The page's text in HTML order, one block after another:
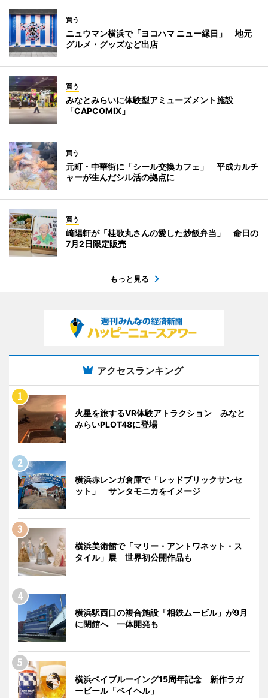
買う
ニュウマン横浜で「ヨコハマ ニュー縁日」 地元
グルメ・グッズなど出店
買う
みなとみらいに体験型アミューズメント施設
「CAPCOMIX」
買う
元町・中華街に「シール交換カフェ」 平成カルチ
ャーが生んだシル活の拠点に
買う
崎陽軒が「桂歌丸さんの愛した炒飯弁当」 命日の
7月2日限定販売
もっと見る
アクセスランキング
火星を旅するVR体験アトラクション みなと
みらいPLOT48に登場
横浜赤レンガ倉庫で「レッドブリックサンセ
ット」 サンタモニカをイメージ
横浜美術館で「マリー・アントワネット・ス
タイル」展 世界初公開作品も
横浜駅西口の複合施設「相鉄ムービル」が9月
に閉館へ 一体開発も
横浜ベイブルーイング15周年記念 新作ラガ
ービール「ベイヘル」